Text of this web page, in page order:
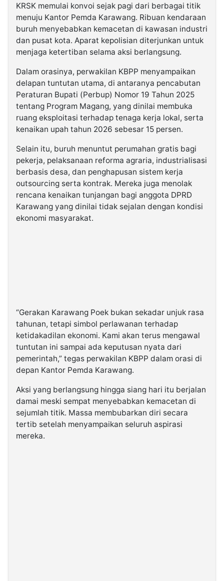
KRSK memulai konvoi sejak pagi dari berbagai titik
menuju Kantor Pemda Karawang. Ribuan kendaraan
buruh menyebabkan kemacetan di kawasan industri
dan pusat kota. Aparat kepolisian diterjunkan untuk
menjaga ketertiban selama aksi berlangsung.
Dalam orasinya, perwakilan KBPP menyampaikan
delapan tuntutan utama, di antaranya pencabutan
Peraturan Bupati (Perbup) Nomor 19 Tahun 2025
tentang Program Magang, yang dinilai membuka
ruang eksploitasi terhadap tenaga kerja lokal, serta
kenaikan upah tahun 2026 sebesar 15 persen.
Selain itu, buruh menuntut perumahan gratis bagi
pekerja, pelaksanaan reforma agraria, industrialisasi
berbasis desa, dan penghapusan sistem kerja
outsourcing serta kontrak. Mereka juga menolak
rencana kenaikan tunjangan bagi anggota DPRD
Karawang yang dinilai tidak sejalan dengan kondisi
ekonomi masyarakat.
“Gerakan Karawang Poek bukan sekadar unjuk rasa
tahunan, tetapi simbol perlawanan terhadap
ketidakadilan ekonomi. Kami akan terus mengawal
tuntutan ini sampai ada keputusan nyata dari
pemerintah,” tegas perwakilan KBPP dalam orasi di
depan Kantor Pemda Karawang.
Aksi yang berlangsung hingga siang hari itu berjalan
damai meski sempat menyebabkan kemacetan di
sejumlah titik. Massa membubarkan diri secara
tertib setelah menyampaikan seluruh aspirasi
mereka.